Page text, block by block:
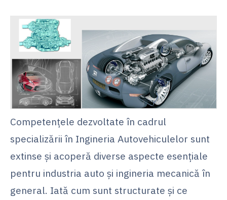
Competențele dezvoltate în cadrul
specializării în Ingineria Autovehiculelor sunt
extinse și acoperă diverse aspecte esențiale
pentru industria auto și ingineria mecanică în
general. Iată cum sunt structurate și ce